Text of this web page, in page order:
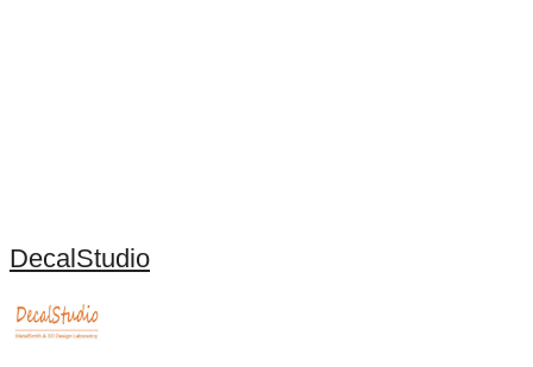
DecalStudio